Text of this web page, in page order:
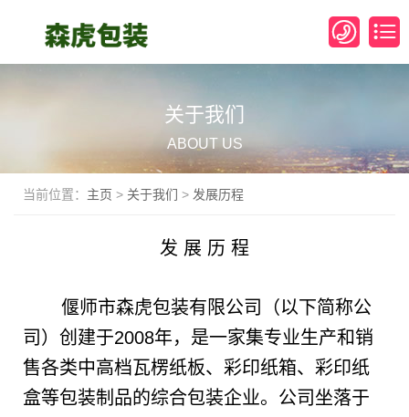
关于我们
ABOUT US
当前位置： 主页 > 关于我们 > 发展历程
发 展 历 程
偃师市森虎包装有限公司（以下简称公
司）创建于2008年，是一家集专业生产和销
售各类中高档瓦楞纸板、彩印纸箱、彩印纸
盒等包装制品的综合包装企业。公司坐落于